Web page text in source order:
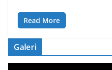
Read More
Galeri